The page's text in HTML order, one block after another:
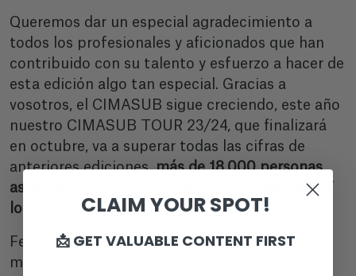
Queremos dar un especial agradecimiento a
todos los profesionales y aficionados que han
contribuido con su talento y esfuerzo a hacer de
esta edición algo tan especial. Gracias a
vosotros, el CIMASUB sigue creciendo, este año
nuestro CIMASUB TOUR 23/24, que finalizará
en octubre, va a superar todas las cifras de
anteriores ediciones,más de 18.000 personas
asistentes en los
en 27
localidades diferentes.
Felicidades a todos los participantes por el
magnífico trabajo presentado. Os deseamos
CLAIM YOUR SPOT!
📩 GET VALUABLE CONTENT FIRST